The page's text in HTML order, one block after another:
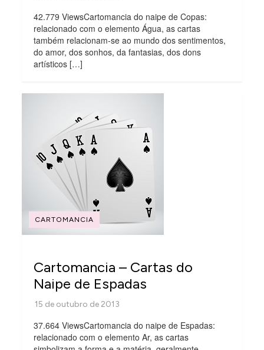
42.779 ViewsCartomancia do naipe de Copas:
relacionado com o elemento Água, as cartas
também relacionam-se ao mundo dos sentimentos,
do amor, dos sonhos, da fantasias, dos dons
artísticos […]
CARTOMANCIA
Cartomancia – Cartas do
Naipe de Espadas
37.664 ViewsCartomancia do naipe de Espadas:
relacionado com o elemento Ar, as cartas